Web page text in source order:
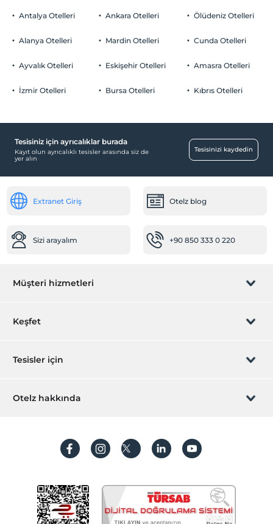
Antalya Otelleri
Alanya Otelleri
Ayvalık Otelleri
İzmir Otelleri
Ankara Otelleri
Mardin Otelleri
Eskişehir Otelleri
Bursa Otelleri
Ölüdeniz Otelleri
Cunda Otelleri
Amasra Otelleri
Kıbrıs Otelleri
Tesisiniz için ayrıcalıklar burada
Kayıt olun ayrıcalıklı tesisler arasında siz de
yer alın
Tesisinizi kaydedin
Extranet Giriş Otelz blog
Sizi arayalım +90 850 333 0 220
Müşteri hizmetleri
Rezervasyon yönet
Sıkça sorulan sorular
İşlem rehberi
Keşfet
Hediye Kart
Hesap oluştur
Tesisler için
Hemen tesisinizi ekleyin
Otelz hakkında
Koşullar ve şartlar